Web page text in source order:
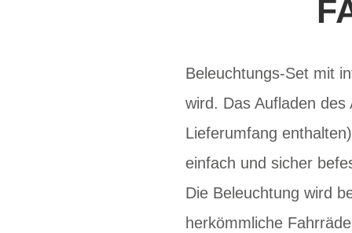
Beleuchtungs-Set mit
wird. Das Aufladen
Lieferumfang
einfach und sicher
Die Beleuchtung wird
herkömmliche